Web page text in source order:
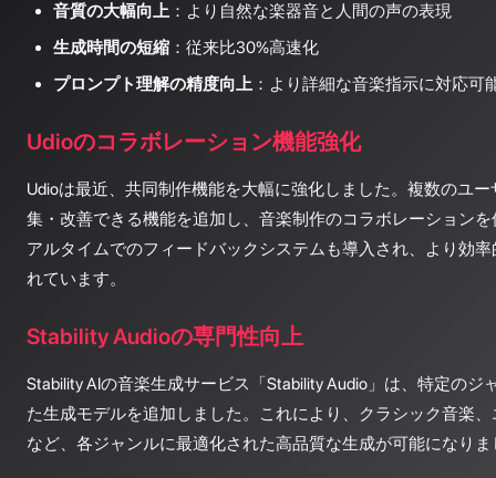
音質の大幅向上 ：より自然な楽器音と人間の声の表現
生成時間の短縮 ：従来比30%高速化
プロンプト理解の精度向上 ：より詳細な音楽指示に対応可
Udioのコラボレーション機能強化
Udioは最近、共同制作機能を大幅に強化しました。複数のユ
集・改善できる機能を追加し、音楽制作のコラボレーション
アルタイムでのフィードバックシステムも導入され、より効
れています。
Stability Audioの専門性向上
Stability AIの音楽生成サービス「Stability Audio」は、特定のジ
た生成モデルを追加しました。これにより、クラシック音楽
など、各ジャンルに最適化された高品質な生成が可能になりま